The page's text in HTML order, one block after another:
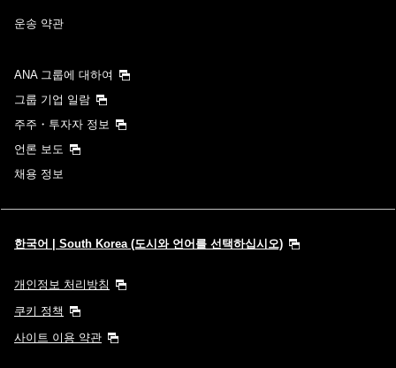
운송 약관
ANA 그룹에 대하여
그룹 기업 일람
주주・투자자 정보
언론 보도
채용 정보
한국어 | South Korea (도시와 언어를 선택하십시오)
개인정보 처리방침
쿠키 정책
사이트 이용 약관